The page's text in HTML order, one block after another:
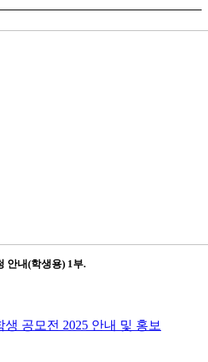
안내(학생용) 1부.
공모전 2025 안내 및 홍보